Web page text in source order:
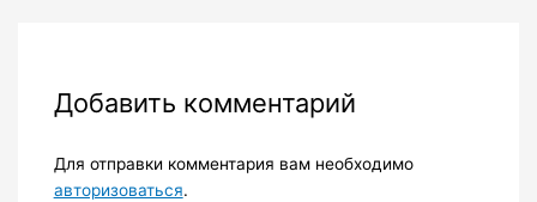
Добавить комментарий
Для отправки комментария вам необходимо
авторизоваться.